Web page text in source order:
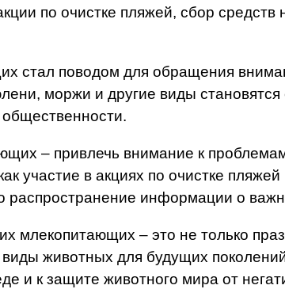
по очистке пляжей, сбор
стал поводом для обращения
моржи и другие виды становятся
– привлечь внимание к
участие в акциях по очистке
распространение информации о
– это не только
животных для будущих
к защите животного мира от